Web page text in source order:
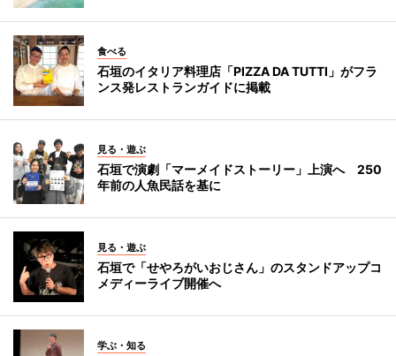
食べる
石垣のイタリア料理店「PIZZA DA TUTTI」がフラ
ンス発レストランガイドに掲載
見る・遊ぶ
石垣で演劇「マーメイドストーリー」上演へ 250
年前の人魚民話を基に
見る・遊ぶ
石垣で「せやろがいおじさん」のスタンドアップコ
メディーライブ開催へ
学ぶ・知る